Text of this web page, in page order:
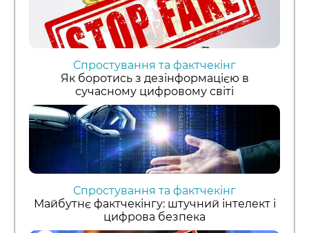
Спростування та фактчекінг
Як боротись з дезінформацією в
сучасному цифровому світі
Спростування та фактчекінг
Майбутнє фактчекінгу: штучний інтелект і
цифрова безпека